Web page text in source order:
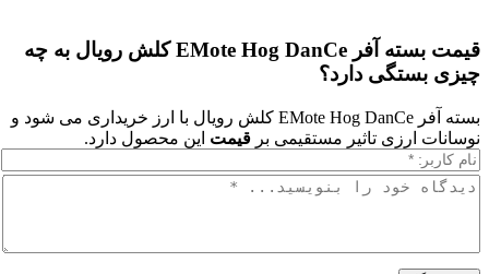
قیمت بسته آفر EMote Hog DanCe کلش رویال به چه
دارد؟
بسته آفر EMote Hog DanCe کلش رویال با ارز خریداری می شود و
ارزی تاثیر مستقیمی برقیمتاین محصول دارد.